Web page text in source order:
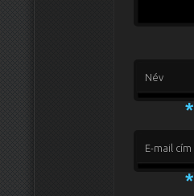
Név
*
E-mail cím
*